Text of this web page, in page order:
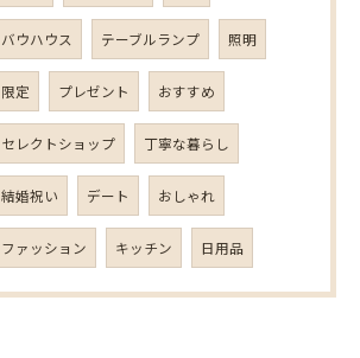
バウハウス テーブルランプ 照明
限定 プレゼント おすすめ
セレクトショップ 丁寧な暮らし
結婚祝い デート おしゃれ
ファッション キッチン 日用品